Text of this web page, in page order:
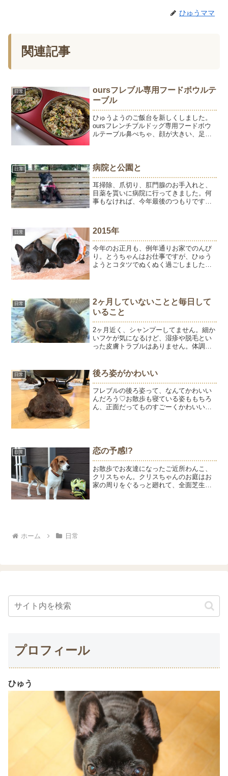
ひゅうママ
関連記事
日常
oursフレブル専用フードボウルテ
ーブル
ひゅうようのご飯台を新しくしました。
oursフレンチブルドッグ専用フードボウ
ルテーブル鼻ぺちゃ、顔が大きい、足が
食器をひっくり返すこ...
日常 病院と公園と
耳掃除、爪切り、肛門腺のお手入れと、
目薬を貰いに病院に行ってきました。何
事もなければ、今年最後のつもりです。
撮った場所です。公園に入ると、カート
内で立ち上がるようちゃん...
日常 2015年
今年のお正月も、例年通りお家でのんび
り。とうちゃんはお仕事ですが、ひゅう
ようとコタツでぬくぬく過ごしました。1
ぁ。。。よい年になりますよ...
日常
2ヶ月していないことと毎日して
いること
2ヶ月近く、シャンプーしてません。細か
いフケが気になるけど、湿疹や脱毛とい
った皮膚トラブルはありません。体調不
思う日の連続であっという間に2ヶ月！16
時過ぎに、ようやく...
日常 後ろ姿がかわいい
フレブルの後ろ姿って、なんてかわいい
んだろう♡お散歩も寝ている姿ももちろ
ん、正面だってものすごーくかわいいん
日常 恋の予感!?
お散歩でお友達になったご近所わんこ、
クリスちゃん。クリスちゃんのお庭はお
家の周りをぐるっと廻れて、全面芝生で
ホーム 日常
プロフィール
ひゅう